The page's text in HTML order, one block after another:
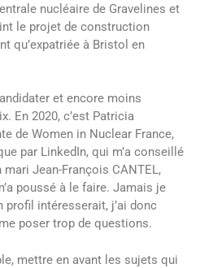
nucléaire de Gravelines et
le projet de construction
qu’expatriée à Bristol en
et encore moins
En 2020, c’est Patricia
de Women in Nuclear France,
par LinkedIn, qui m’a conseillé
mari Jean-François CANTEL,
poussé à le faire. Jamais je
profil intéresserait, j’ai donc
poser trop de questions.
mettre en avant les sujets qui